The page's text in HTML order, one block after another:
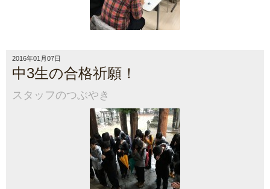
2016年01月07日
中3生の合格祈願！
スタッフのつぶやき